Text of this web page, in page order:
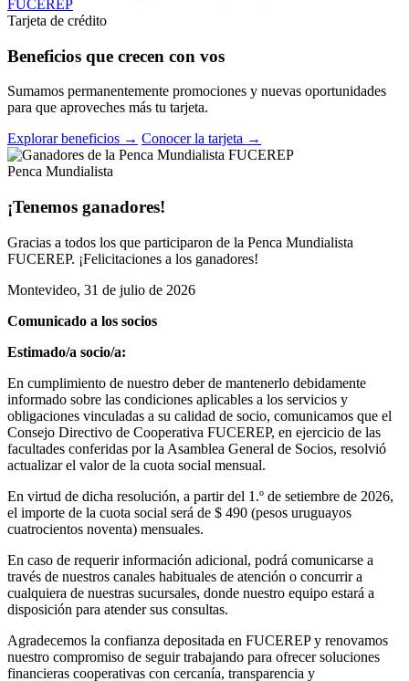
Tarjeta de crédito
Beneficios que crecen con vos
Sumamos permanentemente promociones y nuevas oportunidades
para que aproveches más tu tarjeta.
Explorar beneficios → Conocer la tarjeta →
Penca Mundialista
¡Tenemos ganadores!
Gracias a todos los que participaron de la Penca Mundialista
FUCEREP. ¡Felicitaciones a los ganadores!
Montevideo, 31 de julio de 2026
Comunicado a los socios
Estimado/a socio/a:
En cumplimiento de nuestro deber de mantenerlo debidamente
informado sobre las condiciones aplicables a los servicios y
obligaciones vinculadas a su calidad de socio, comunicamos que el
Consejo Directivo de Cooperativa FUCEREP, en ejercicio de las
facultades conferidas por la Asamblea General de Socios, resolvió
actualizar el valor de la cuota social mensual.
En virtud de dicha resolución, a partir del 1.º de setiembre de 2026,
el importe de la cuota social será de $ 490 (pesos uruguayos
cuatrocientos noventa) mensuales.
En caso de requerir información adicional, podrá comunicarse a
través de nuestros canales habituales de atención o concurrir a
cualquiera de nuestras sucursales, donde nuestro equipo estará a
disposición para atender sus consultas.
Agradecemos la confianza depositada en FUCEREP y renovamos
nuestro compromiso de seguir trabajando para ofrecer soluciones
financieras cooperativas con cercanía, transparencia y